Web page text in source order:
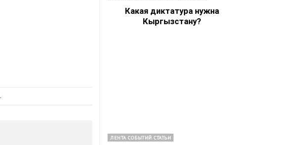
.
Какая диктатура нужна
Кыргызстану?
ЛЕНТА СОБЫТИЙ СТАТЬИ